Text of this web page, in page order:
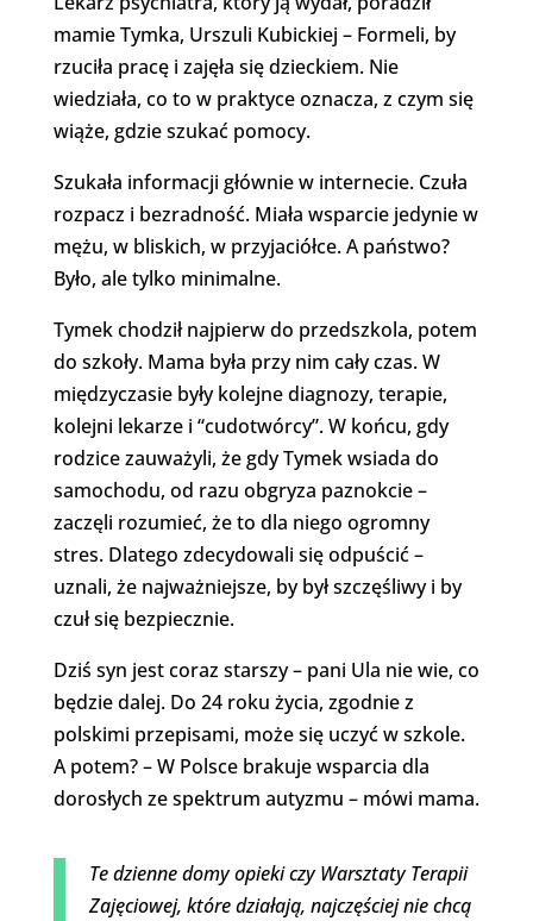
mamie Tymka, Urszuli Kubickiej – Formeli, by
rzuciła pracę i zajęła się dzieckiem. Nie
wiedziała, co to w praktyce oznacza, z czym się
wiąże, gdzie szukać pomocy.
Szukała informacji głównie w internecie. Czuła
rozpacz i bezradność. Miała wsparcie jedynie w
mężu, w bliskich, w przyjaciółce. A państwo?
Było, ale tylko minimalne.
Tymek chodził najpierw do przedszkola, potem
do szkoły. Mama była przy nim cały czas. W
międzyczasie były kolejne diagnozy, terapie,
kolejni lekarze i “cudotwórcy”. W końcu, gdy
rodzice zauważyli, że gdy Tymek wsiada do
samochodu, od razu obgryza paznokcie –
zaczęli rozumieć, że to dla niego ogromny
stres. Dlatego zdecydowali się odpuścić –
uznali, że najważniejsze, by był szczęśliwy i by
czuł się bezpiecznie.
Dziś syn jest coraz starszy – pani Ula nie wie, co
będzie dalej. Do 24 roku życia, zgodnie z
polskimi przepisami, może się uczyć w szkole.
A potem? – W Polsce brakuje wsparcia dla
dorosłych ze spektrum autyzmu – mówi mama.
Te dzienne domy opieki czy Warsztaty Terapii
Zajęciowej, które działają, najczęściej nie chcą